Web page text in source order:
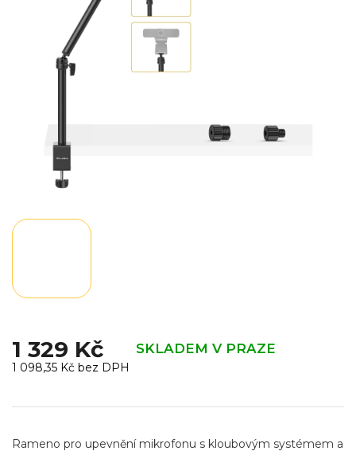
1 329 Kč SKLADEM V PRAZE
1 098,35 Kč bez DPH
cena:
Rameno pro upevnění mikrofonu s kloubovým systémem a